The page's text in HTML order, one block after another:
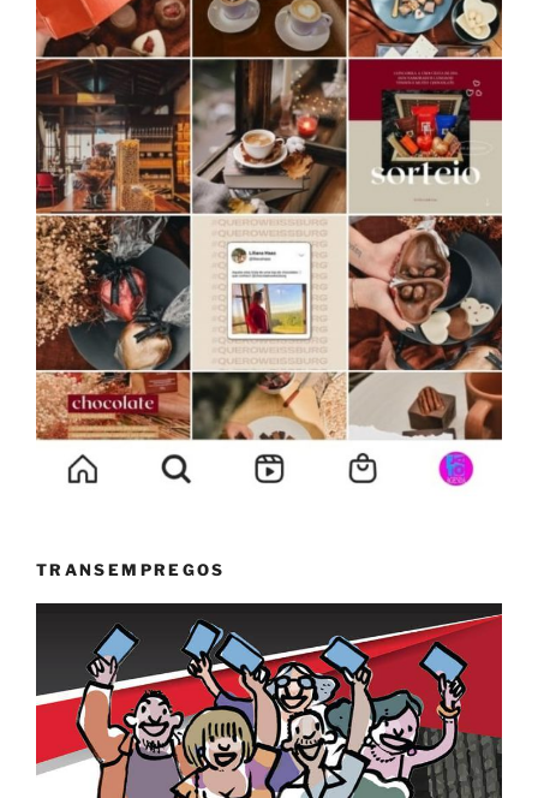
TRANSEMPREGOS